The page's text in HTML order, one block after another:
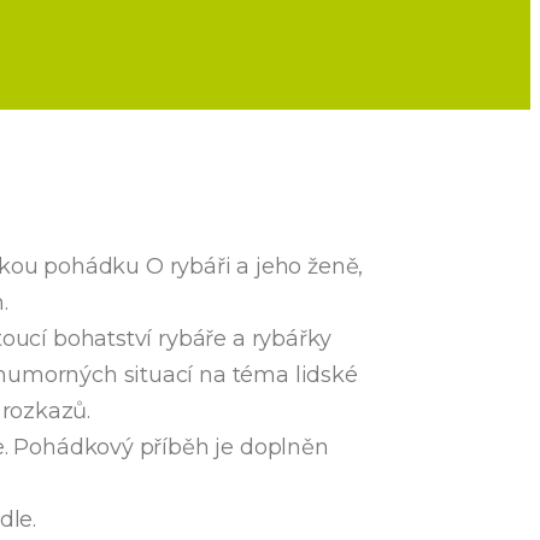
pohádku O rybáři a jeho ženě,
bohatství rybáře a rybářky
situací na téma lidské
Pohádkový příběh je doplněn